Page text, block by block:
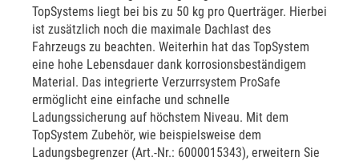
TopSystems liegt bei bis zu 50 kg pro Querträger. Hierbei
ist zusätzlich noch die maximale Dachlast des
Fahrzeugs zu beachten. Weiterhin hat das TopSystem
eine hohe Lebensdauer dank korrosionsbeständigem
Material. Das integrierte Verzurrsystem ProSafe
ermöglicht eine einfache und schnelle
Ladungssicherung auf höchstem Niveau. Mit dem
TopSystem Zubehör, wie beispielsweise dem
Ladungsbegrenzer (Art.-Nr.: 6000015343), erweitern Sie